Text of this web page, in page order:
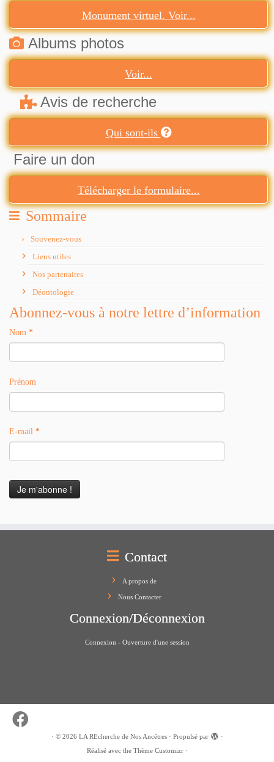
Monument virtuel. Voir...
Albums photos
Voir...
Avis de recherche
Qui sont-ils
Faire un don
Télécharger le formulaire...
Sommaire
Souvenez-vous
Liens utiles
Nos partenaires
Déontologie
Abonnez-vous à notre lettre d’information
Nom *
Prénom
E-mail *
Contact
A propos de
Nous Contacter
Connexion/Déconnexion
Connexion - Ouverture d'une session
· © 2026 LA REcherche de Nos Ancêtres· Propulsé par
·
Réalisé avec the Thème Customizr·